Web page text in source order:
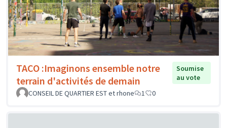
TACO :Imaginons ensemble notre
terrain d'activités de demain
Soumise
au vote
CONSEIL DE QUARTIER EST et rhone
1 0